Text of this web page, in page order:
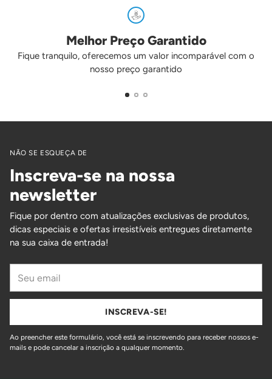
Melhor Preço Garantido
Fique tranquilo, oferecemos um valor incomparável com o
nosso preço garantido
NÃO SE ESQUEÇA DE
Inscreva-se na nossa
newsletter
Fique por dentro com atualizações exclusivas de produtos,
dicas especiais e ofertas irresistíveis entregues diretamente
na sua caixa de entrada!
email
INSCREVA-SE!
Ao preencher este formulário, você está se inscrevendo para receber nossos e-
mails e pode cancelar a inscrição a qualquer momento.